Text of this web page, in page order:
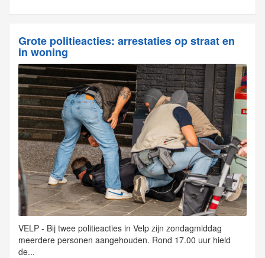
Grote politieacties: arrestaties op straat en
in woning
VELP - Bij twee politieacties in Velp zijn zondagmiddag
meerdere personen aangehouden. Rond 17.00 uur hield
de...